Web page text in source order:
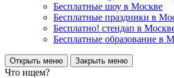
Бесплатные шоу в Москве
Бесплатные праздники в
Бесплатно! стендап в
Бесплатные образование в
Открыть меню Закрыть меню
Что ищем?